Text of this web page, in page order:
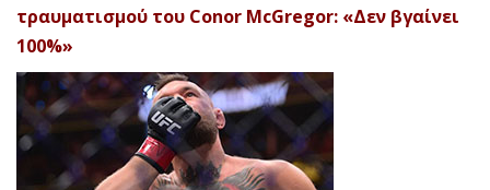
τραυματισμού του Conor McGregor: «Δεν βγαίνει
100%»